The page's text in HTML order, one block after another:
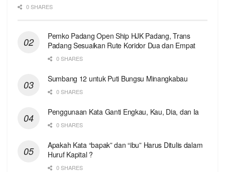
0 SHARES
Pemko Padang Open Ship HJK Padang, Trans
Padang Sesuaikan Rute Koridor Dua dan Empat
0 SHARES
Sumbang 12 untuk Puti Bungsu Minangkabau
0 SHARES
Penggunaan Kata Ganti Engkau, Kau, Dia, dan Ia
0 SHARES
Apakah Kata “bapak” dan “ibu” Harus Ditulis dalam
Huruf Kapital ?
0 SHARES